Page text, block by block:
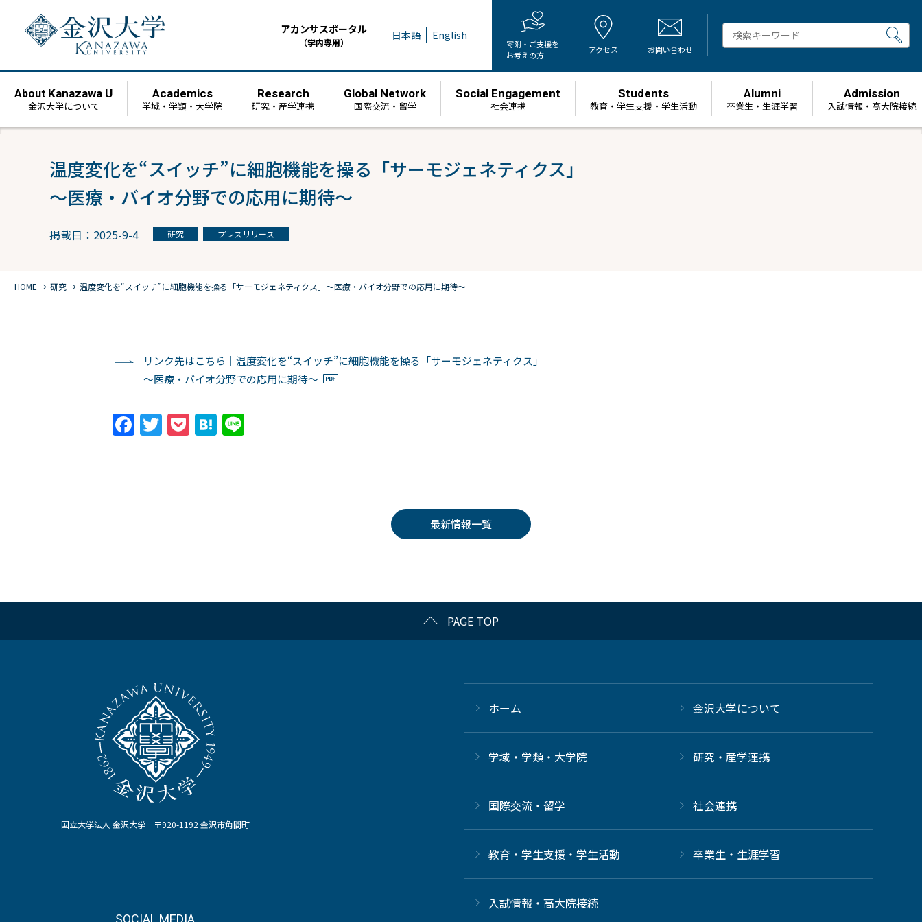
アカンサスポータル
（学内専用） 日本語 English
寄附・ご支援を
お考えの方
アクセス お問い合わせ
About Kanazawa U
金沢大学について
Academics
学域・学類・大学院
Research
研究・産学連携
Global Network
国際交流・留学
Social Engagement
社会連携
Students
教育・学生支援・学生活動
Alumni
卒業生・生涯学習
Admission
⼊試情報・高大院接続
温度変化を“スイッチ”に細胞機能を操る「サーモジェネティクス」
〜医療・バイオ分野での応用に期待〜
掲載日：2025-9-4 研究 プレスリリース
HOME chevron_right 研究 chevron_right 温度変化を“スイッチ”に細胞機能を操る「サーモジェネティクス」 〜医療・バイオ分野での応用に期待〜
リンク先はこちら｜温度変化を“スイッチ”に細胞機能を操る「サーモジェネティクス」
〜医療・バイオ分野での応用に期待〜
Facebook
Twitter
PocketHatena
最新情報一覧
PAGE TOP
国立大学法人 金沢大学 〒920-1192 金沢市角間町
ホーム 金沢大学について
学域・学類・大学院 研究・産学連携
国際交流・留学 社会連携
教育・学生支援・学生活動 卒業生・生涯学習
⼊試情報・高大院接続